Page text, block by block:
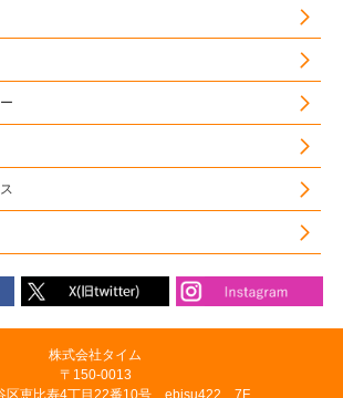
株式会社タイム
〒150-0013